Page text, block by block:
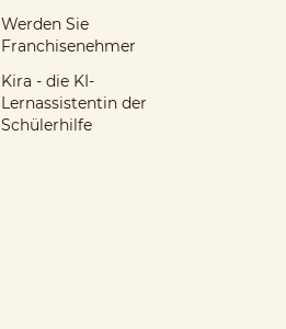
Werden Sie
Franchisenehmer
Kira - die KI-
Lernassistentin der
Schülerhilfe